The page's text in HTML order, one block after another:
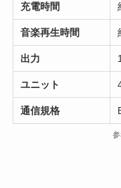
充電時間
音楽再生時間
出力
ユニット
通信規格